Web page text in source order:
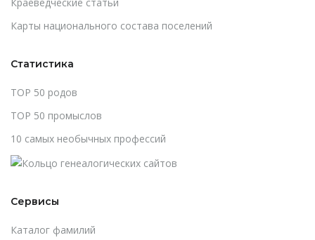
Карты национального состава поселений
Статистика
TOP 50 родов
TOP 50 промыслов
10 самых необычных профессий
Сервисы
Каталог фамилий